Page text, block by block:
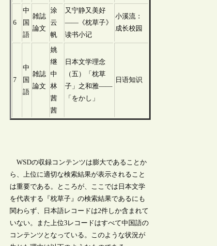
6
中
国
語
雑誌
論文
涂
云
帆
又宁静又美好
——《枕草子》
读书小记
小溪流：
成长校园
7
中
国
語
雑誌
論文
姚
继
中
林
茜
茜
日本文学理念
（五）「枕草
子」之和雅——
「をかし」
日语知识
WSDの収録コンテンツは膨大であることか
ら、上位に適切な検索結果が表示されること
は重要である。ところが、ここでは日本文学
を代表する『枕草子』の検索結果であるにも
関わらず、日本語レコードは2件しか含まれて
いない。また上位3レコードはすべて中国語の
コンテンツとなっている。このような状況が